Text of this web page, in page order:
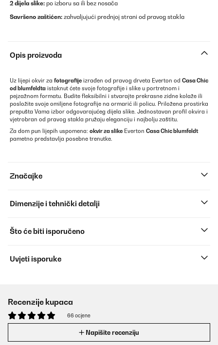
2 dijela slike: po izboru sa ili bez nosača
Savršeno zaštićen: zahvaljujući prednjoj strani od pravog stakla
Opis proizvoda
Uz lijepi okvir za fotografije izrađen od pravog drveta Everton od Casa Chic
od blumfeldta istaknut ćete svoje fotografije i slike u portretnom i
pejzažnom formatu. Budite fleksibilni i stvarajte prekrasne zidne kolaže ili
posložite svoje omiljene fotografije na ormarić ili policu. Priložena prostirka
prepušta Vama izbor odgovarajućeg dijela slike. Jednostavan profil okvira i
vjetrobran od pravog stakla pružaju eleganciju i najbolju zaštitu.
Za dom pun lijepih uspomena: okvir za slike Everton Casa Chic blumfeldt
pametno predstavlja posebne trenutke.
Značajke
Dimenzije i tehnički detalji
Što će biti isporučeno
Uvjeti isporuke
Recenzije kupaca
66 ocjene
Napišite recenziju